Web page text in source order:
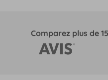
Comparez plus de